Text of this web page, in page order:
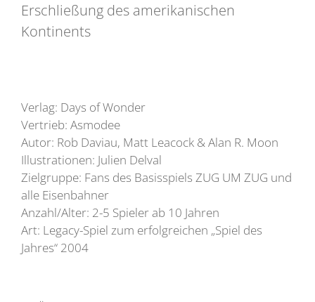
Erschließung des amerikanischen
Kontinents
Verlag: Days of Wonder
Vertrieb: Asmodee
Autor: Rob Daviau, Matt Leacock & Alan R. Moon
Illustrationen: Julien Delval
Zielgruppe: Fans des Basisspiels ZUG UM ZUG und
alle Eisenbahner
Anzahl/Alter: 2-5 Spieler ab 10 Jahren
Art: Legacy-Spiel zum erfolgreichen „Spiel des
Jahres“ 2004